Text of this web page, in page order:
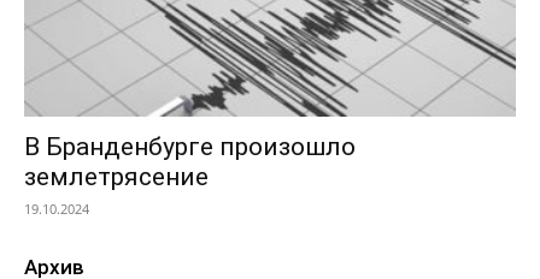
В Бранденбурге произошло
землетрясение
19.10.2024
Архив